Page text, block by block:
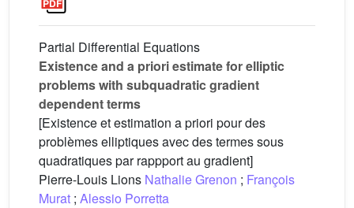
Partial Differential Equations
Existence and a priori estimate for elliptic
problems with subquadratic gradient
dependent terms
[Existence et estimation a priori pour des
problèmes elliptiques avec des termes sous
quadratiques par rappport au gradient]
Pierre-Louis Lions Nathalie Grenon ; François
Murat ; Alessio Porretta